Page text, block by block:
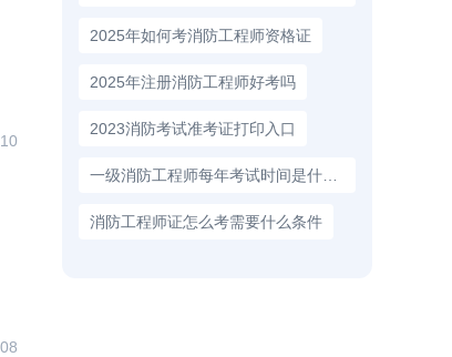
2025年如何考消防工程师资格证
2025年注册消防工程师好考吗
2023消防考试准考证打印入口
消防工程师证怎么考需要什么条件